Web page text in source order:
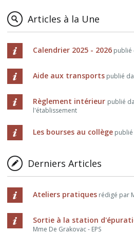
Articles à la Une
Calendrier 2025 - 2026publié
Aide aux transportspublié
Règlement intérieur publié
l'établissement
Les bourses au collègepublié
Derniers Articles
Ateliers pratiquesrédigé par
Sortie à la station
Mme De Grakovac - EPS